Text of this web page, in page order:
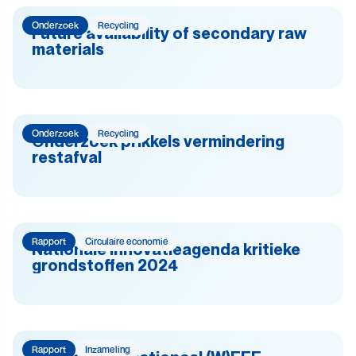
Onderzoek Recycling
Future availability of secondary raw
materials
Onderzoek Recycling
Onderzoek prikkels vermindering
restafval
Rapport Circulaire economie
Nationale innovatieagenda kritieke
grondstoffen 2024
Rapport Inzameling